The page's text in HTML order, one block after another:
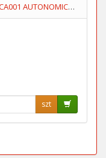
CZUJNIK TLENKU WĘGLA/CZADU/ DCA001 AUTONOMICZNY 3XAA LUMIO
szt